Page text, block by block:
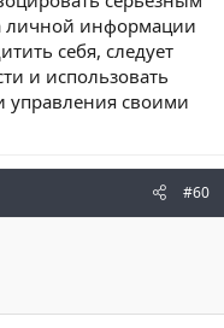
личной информации
себя, следует
и использовать
управления своими
#60